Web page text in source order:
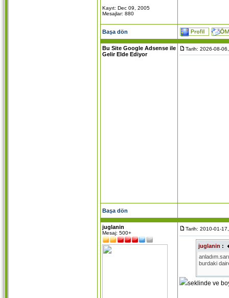
Kayıt: Dec 09, 2005
Mesajlar: 880
Başa dön
Bu Site Google Adsense ile
Gelir Elde Ediyor
Tarih: 2026-08-
Başa dön
juglanin
Mesaj: 500+
Tarih: 2010-01-
juglanin :
burdaki
seklinde ve